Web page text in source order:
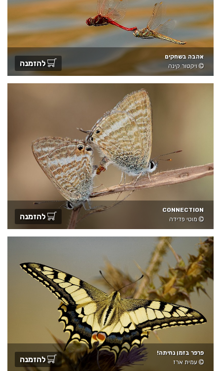
אהבה בשחקים
ויקטור קינה
להזמנה
CONNECTION
מוטי פדידה
להזמנה
פרפר בזמן נחיתה!
עמית ארז
להזמנה